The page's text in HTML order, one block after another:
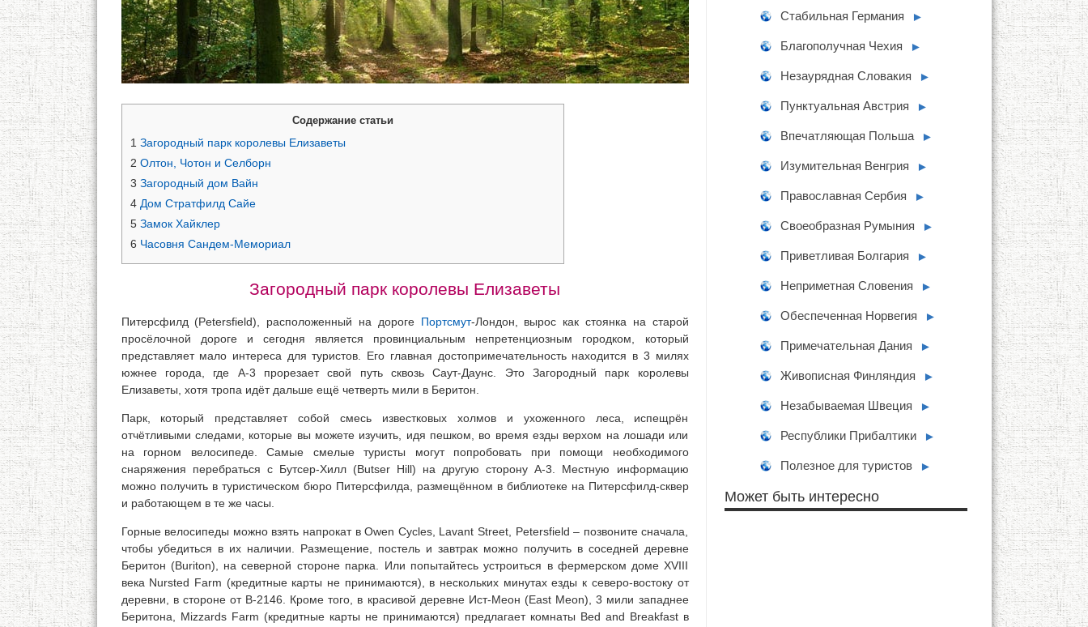
Содержание статьи
1 Загородный парк королевы Елизаветы
2 Олтон, Чотон и Селборн
3 Загородный дом Вайн
4Дом Стратфилд Сайе
5Замок Хайклер
6 Часовня Сандем-Мемориал
Загородный парк королевы Елизаветы
Питерсфилд (Petersfield), расположенный на дороге Портсмут-Лондон, вырос как стоянка на старой
просёлочной дороге и сегодня является провинциальным непретенциозным городком, который
представляет мало интереса для туристов. Его главная достопримечательность находится в 3 милях
южнее города, где A-3 прорезает свой путь сквозь Саут-Даунс. Это Загородный парк королевы
Елизаветы, хотя тропа идёт дальше ещё четверть мили в Беритон.
Парк, который представляет собой смесь известковых холмов и ухоженного леса, испещрён
отчётливыми следами, которые вы можете изучить, идя пешком, во время езды верхом на лошади или
на горном велосипеде. Самые смелые туристы могут попробовать при помощи необходимого
снаряжения перебраться с Бутсер-Хилл (Butser Hill) на другую сторону A-3. Местную информацию
можно получить в туристическом бюро Питерсфилда, размещённом в библиотеке на Питерсфилд-сквер
и работающем в те же часы.
Горные велосипеды можно взять напрокат в Owen Cycles, Lavant Street, Petersfield – позвоните сначала,
чтобы убедиться в их наличии. Размещение, постель и завтрак можно получить в соседней деревне
Беритон (Buriton), на северной стороне парка. Или попытайтесь устроиться в фермерском доме XVIII
века Nursted Farm (кредитные карты не принимаются), в нескольких минутах езды к северо-востоку от
деревни, в стороне от В-2146. Кроме того, в красивой деревне Ист-Меон (East Meon), 3 мили западнее
Беритона, Mizzards Farm (кредитные карты не принимаются) предлагает комнаты Bed and Breakfast в
Стабильная Германия ►
Благополучная Чехия ►
Незаурядная Словакия ►
Пунктуальная Австрия ►
Впечатляющая Польша ►
Изумительная Венгрия ►
Православная Сербия ►
Своеобразная Румыния ►
Приветливая Болгария ►
Неприметная Словения ►
Обеспеченная Норвегия ►
Примечательная Дания ►
Живописная Финляндия ►
Незабываемая Швеция ►
Республики Прибалтики ►
Полезное для туристов ►
Может быть интересно